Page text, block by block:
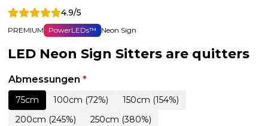
4.9/5
PREMIUM PowerLEDs™ Neon Sign
LED Neon Sign Sitters are quitters
Abmessungen *
75cm 100cm (72%)
150cm (154%)
200cm (245%)
250cm (380%)